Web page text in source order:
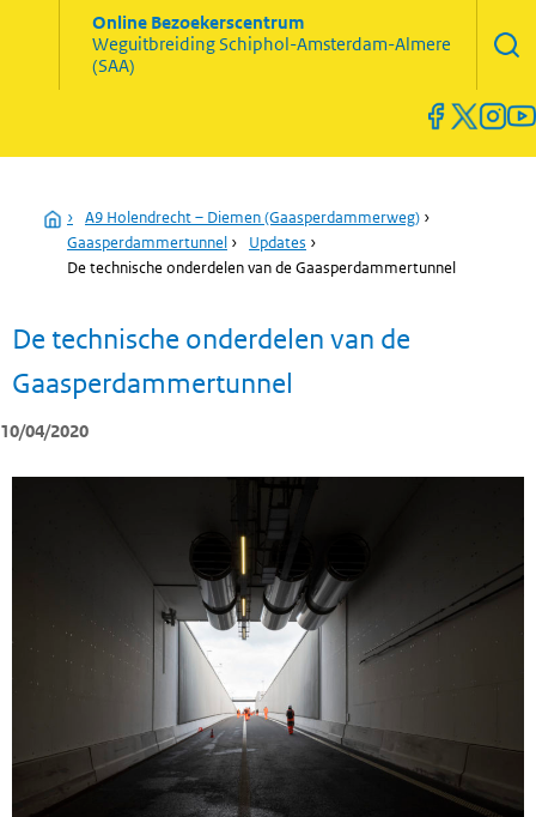
Online Bezoekerscentrum
WeguitbreidingSchiphol-Amsterdam-Almere
(SAA)
Home
› A9 Holendrecht – Diemen (Gaasperdammerweg) ›
Gaasperdammertunnel › Updates ›
De technische onderdelen van de Gaasperdammertunnel
De technische onderdelen van de
Gaasperdammertunnel
10/04/2020